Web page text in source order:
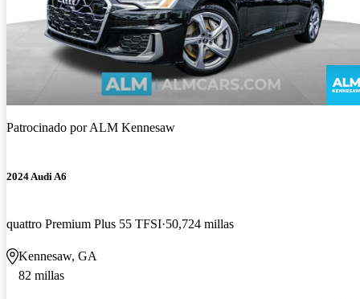
Patrocinado porALM Kennesaw
2024 Audi A6
quattro Premium Plus 55 TFSI 50,724 millas
Kennesaw, GA
82 millas